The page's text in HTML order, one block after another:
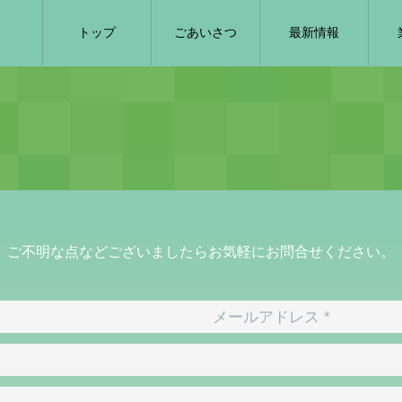
トップ ごあいさつ 最新情報
ご不明な点などございましたら​お気軽にお問合せください。